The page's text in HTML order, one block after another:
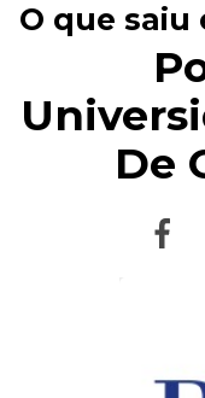
O que saiu
De